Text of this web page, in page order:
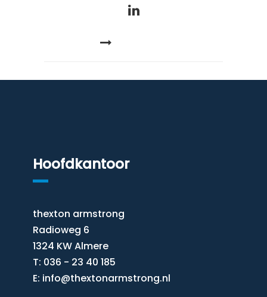
Hoofdkantoor
thexton armstrong
Radioweg 6
1324 KW Almere
T: 036 - 23 40 185
E: info@thextonarmstrong.nl